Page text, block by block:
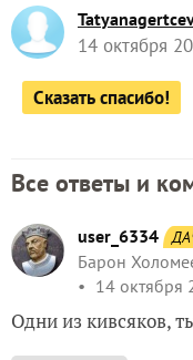
14 октября
Сказать спасибо!
Все ответы и
user_6334
Барон
14 октября
Одни из кивсяков,